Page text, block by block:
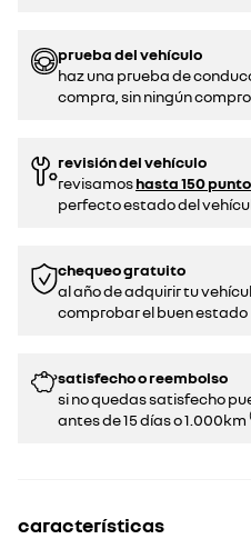
prueba del vehículo
haz una prueba de
compra, sin ningún
revisión del vehículo
revisamoshasta 150
perfecto estado del
chequeo gratuito
al año de adquirir tu
comprobar el buen estado​​
satisfecho o reembolso
si no quedas satisfecho
antes de 15 días o 1.000km
características